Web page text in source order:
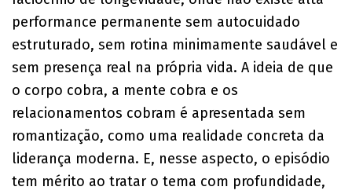
performance permanente sem autocuidado
estruturado, sem rotina minimamente saudável e
sem presença real na própria vida. A ideia de que
o corpo cobra, a mente cobra e os
relacionamentos cobram é apresentada sem
romantização, como uma realidade concreta da
liderança moderna. E, nesse aspecto, o episódio
tem mérito ao tratar o tema com profundidade,